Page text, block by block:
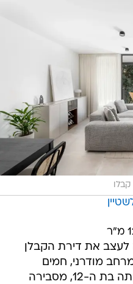
קבלו
את דירת הקבלן
מודרני, חמים
ומזמין עבור עצמה ועבור ביתה בת ה-12, מסבירה